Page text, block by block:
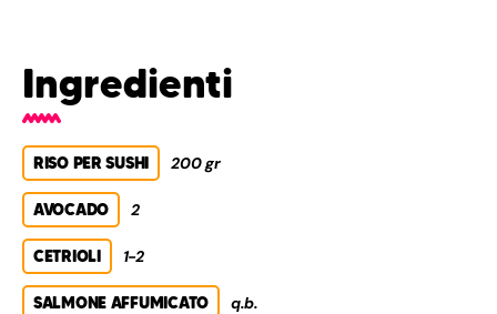
Ingredienti
RISO PER SUSHI 200 gr
AVOCADO 2
CETRIOLI 1-2
SALMONE AFFUMICATO q.b.